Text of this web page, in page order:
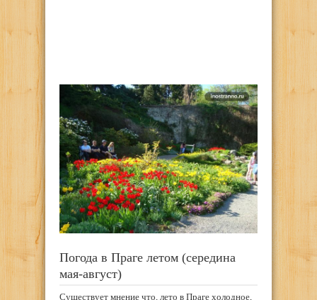
Погода в Праге летом (середина
мая-август)
Существует мнение что, лето в Праге холодное,